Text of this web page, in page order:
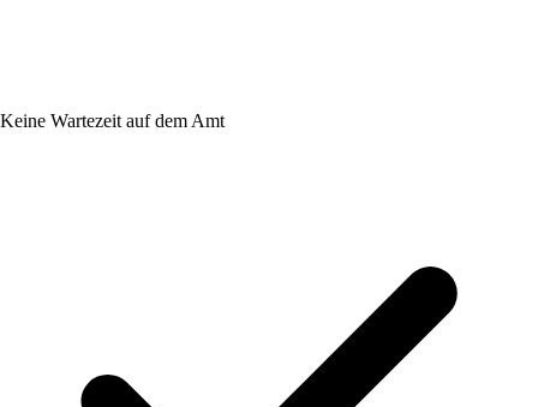
Keine Wartezeit auf dem Amt